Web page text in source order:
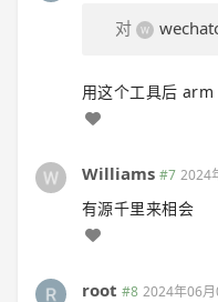
对
用这个工具后 arm
Williams #7 2024
有源千里来相会
root #8 2024年06月